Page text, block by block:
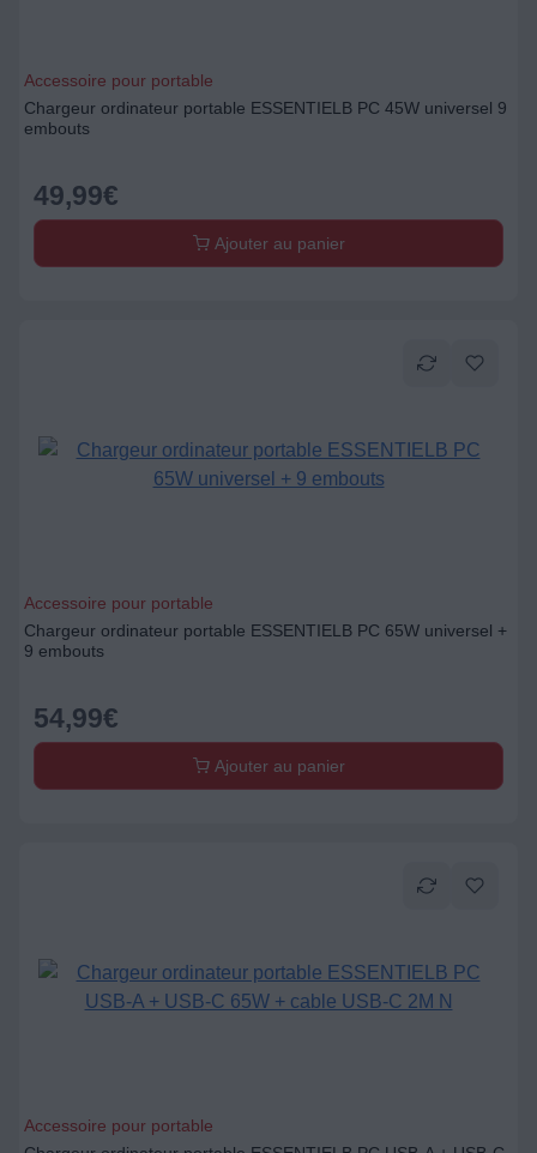
Accessoire pour portable
Chargeur ordinateur portable ESSENTIELB PC 45W universel 9
embouts
49,99€
Ajouter au panier
Accessoire pour portable
Chargeur ordinateur portable ESSENTIELB PC 65W universel +
9 embouts
54,99€
Ajouter au panier
Accessoire pour portable